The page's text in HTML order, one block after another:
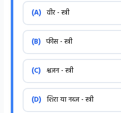
(A) वीर - स्त्री
(B) फीस - स्त्री
(C) श्वजन - स्त्री
(D) शिरा या नब्ज - स्त्री